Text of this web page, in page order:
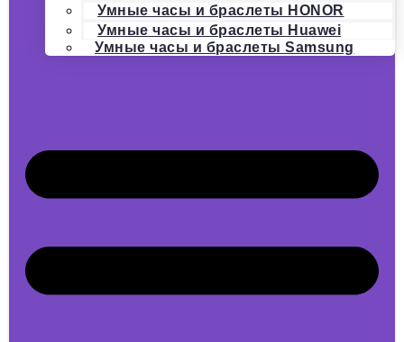
Умные часы и браслеты HONOR
Умные часы и браслеты Huawei
Умные часы и браслеты Samsung